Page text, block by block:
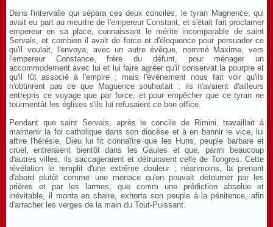
Dans l'intervalle qui sépara ces deux conciles, le tyran Magnence, qui
avait eu part au meurtre de l'empereur Constant, et s'était fait proclamer
empereur en sa place, connaissant le mérite incomparable de saint
Servais, et combien il avait de force et d'éloquence pour persuader ce
qu'il voulait, l'envoya, avec un autre évêque, nommé Maxime, vers
l'empereur Constance, frère du défunt, pour ménager un
accommodement avec lui et lui faire agréer qu'il conservat la pourpre et
qu'il fût associé à l'empire ; mais l'événement nous fait voir qu'ils
n'obtinrent pas ce que Maguence souhaitait ; ils n'avaient d'ailleurs
entrepris ce voyage que par force, et pour empêcher que ce tyran ne
tourmentât les églises s'ils lui refusaient ce bon office.
Pendant que saint Servais, après le concile de Rimini, travaillait à
maintenir la foi catholique dans son diocèse et à en bannir le vice, lui
attire l'hérésie, Dieu lui fit connaître que les Huns, peuple barbare et
cruel, entreraient bientôt dans les Gaules et que, parmi beaucoup
d'autres villes, ils saccageraient et détruiraient celle de Tongres. Cette
révélation le remplit d'une extrême douleur ; néanmoins, la prenant
d'abord plutôt comme une menace qu'on pouvait détourner par les
prières et par les larmes, que comm une prédiction absolue et
inévitable, il monta en chaire, exhorta son peuple à la pénitence, afin
d'arracher les verges de la main du Tout-Puissant.